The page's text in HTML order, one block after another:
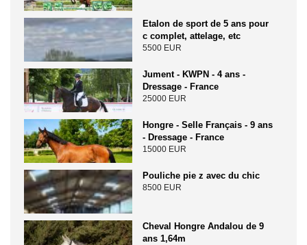
Etalon de sport de 5 ans pour
c complet, attelage, etc
5500 EUR
Jument - KWPN - 4 ans -
Dressage - France
25000 EUR
Hongre - Selle Français - 9 ans
- Dressage - France
15000 EUR
Pouliche pie z avec du chic
8500 EUR
Cheval Hongre Andalou de 9
ans 1,64m